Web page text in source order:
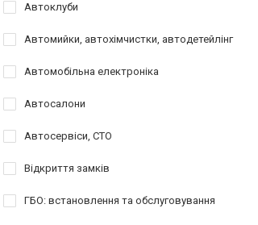
Автоклуби
Автомийки, автохімчистки, автодетейлінг
Автомобільна електроніка
Автосалони
Автосервіси, СТО
Відкриття замків
ГБО: встановлення та обслуговування